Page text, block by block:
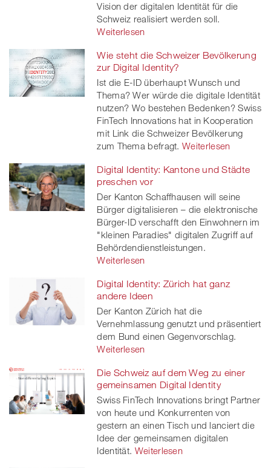
Vision der digitalen Identität für die
Schweiz realisiert werden soll.
Weiterlesen
Wie steht die Schweizer Bevölkerung
zur Digital Identity?
Ist die E-ID überhaupt Wunsch und
Thema? Wer würde die digitale Identität
nutzen? Wo bestehen Bedenken? Swiss
FinTech Innovations hat in Kooperation
mit Link die Schweizer Bevölkerung
zum Thema befragt. Weiterlesen
Digital Identity: Kantone und Städte
preschen vor
Der Kanton Schaffhausen will seine
Bürger digitalisieren – die elektronische
Bürger-ID verschafft den Einwohnern im
"kleinen Paradies" digitalen Zugriff auf
Behördendienstleistungen.
Weiterlesen
Digital Identity: Zürich hat ganz
andere Ideen
Der Kanton Zürich hat die
Vernehmlassung genutzt und präsentiert
dem Bund einen Gegenvorschlag.
Weiterlesen
Die Schweiz auf dem Weg zu einer
gemeinsamen Digital Identity
Swiss FinTech Innovations bringt Partner
von heute und Konkurrenten von
gestern an einen Tisch und lanciert die
Idee der gemeinsamen digitalen
Identität. Weiterlesen